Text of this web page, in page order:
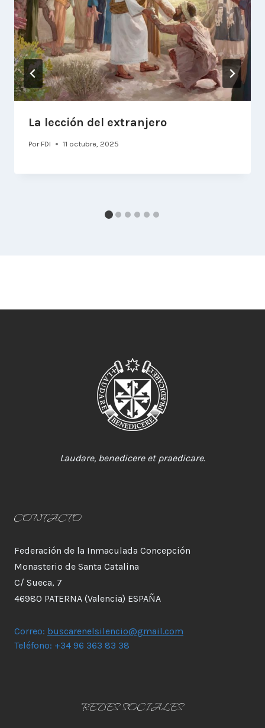
La lección del extranjero
Por FDI 11 octubre, 2025
Laudare, benedicere et praedicare.
CONTACTO
Federación de la Inmaculada Concepción
Monasterio de Santa Catalina
C/ Sueca, 7
46980 PATERNA (Valencia) ESPAÑA
Correo: buscarenelsilencio@gmail.com
Teléfono: +34 96 363 83 38
REDES SOCIALES